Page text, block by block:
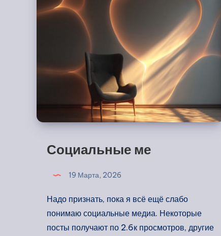
Социальные ме
19 Марта, 2026
Надо признать, пока я всё ещё слабо
понимаю социальные медиа. Некоторые
посты получают по 2.6к просмотров, другие